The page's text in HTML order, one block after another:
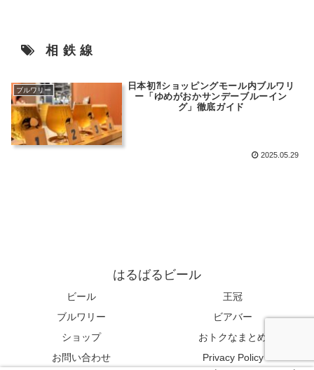
相鉄線
ブルワリー
日本初⁈ショッピングモール内ブルワリ
ー「ゆめがおかサンデーブルーイン
グ」徹底ガイド
2025.05.29
はるばるビール
ビール
王冠
ブルワリー
ビアバー
ショップ
おトクなまとめ
お問い合わせ
Privacy Policy